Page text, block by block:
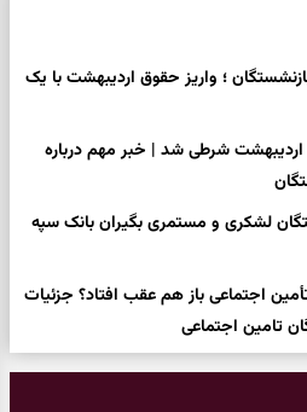
؛ واریز حقوق اردیبهشت با یک
شرطی شد | خبر مهم درباره
لشکری و مستمری بگیران بانک سپه
اجتماعی باز هم عقب افتاد؟ جزئیات
تامین اجتماعی